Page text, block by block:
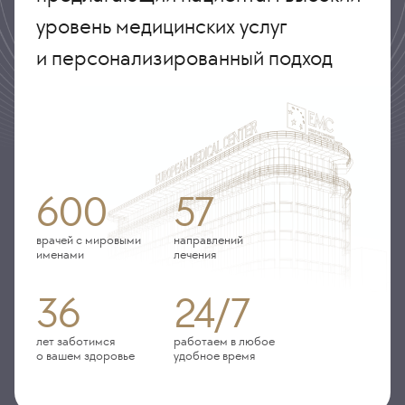
уровень медицинских услуг
и персонализированный подход
600
врачей с мировыми
именами
57
направлений
лечения
36
лет заботимся
о вашем здоровье
24/7
работаем в любое
удобное время